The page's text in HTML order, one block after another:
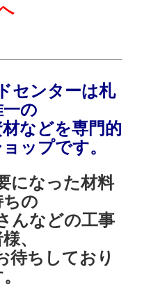
センターは札
の
などを専門的
ップです。
になった材料
ちの
んなどの工事
、
待ちしており